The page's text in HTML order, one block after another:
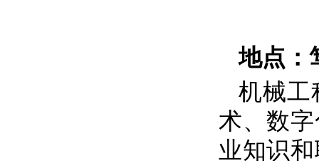
地点：
机械工
术、数
业知识